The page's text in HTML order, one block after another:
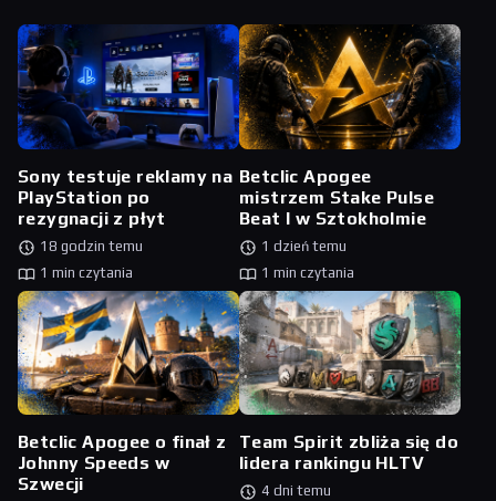
Sony testuje reklamy na
PlayStation po
rezygnacji z płyt
18 godzin temu
1 min czytania
Betclic Apogee
mistrzem Stake Pulse
Beat I w Sztokholmie
1 dzień temu
1 min czytania
Betclic Apogee o finał z
Johnny Speeds w
Szwecji
Team Spirit zbliża się do
lidera rankingu HLTV
4 dni temu